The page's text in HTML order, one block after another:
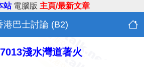
站 電腦版 主頁/最新文章
港巴士討論 (B2)
淺水灣道著火